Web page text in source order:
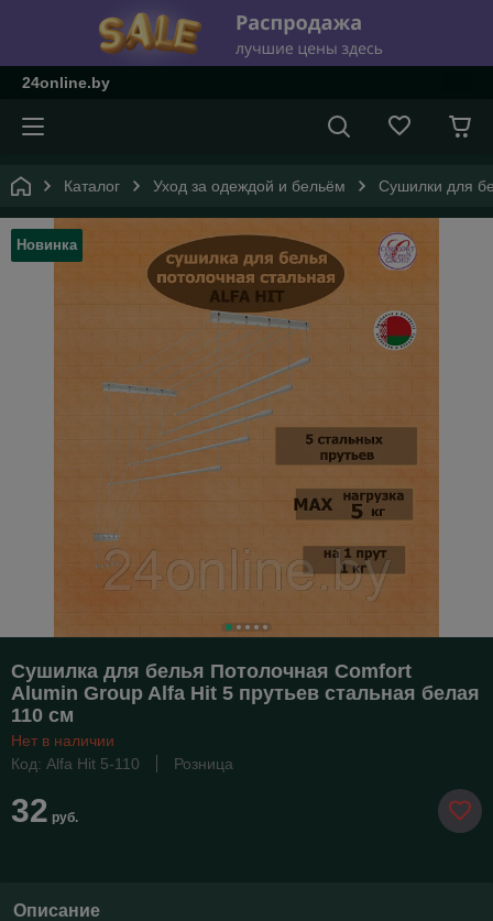
24online.by
Каталог Уход за одеждой и бельём Сушилки для
Новинка
Сушилка для белья Потолочная Comfort
Alumin Group Alfa Hit 5 прутьев стальная белая
110 см
Нет в наличии
Код: Alfa Hit 5-110
Розница
32 руб.
Описание